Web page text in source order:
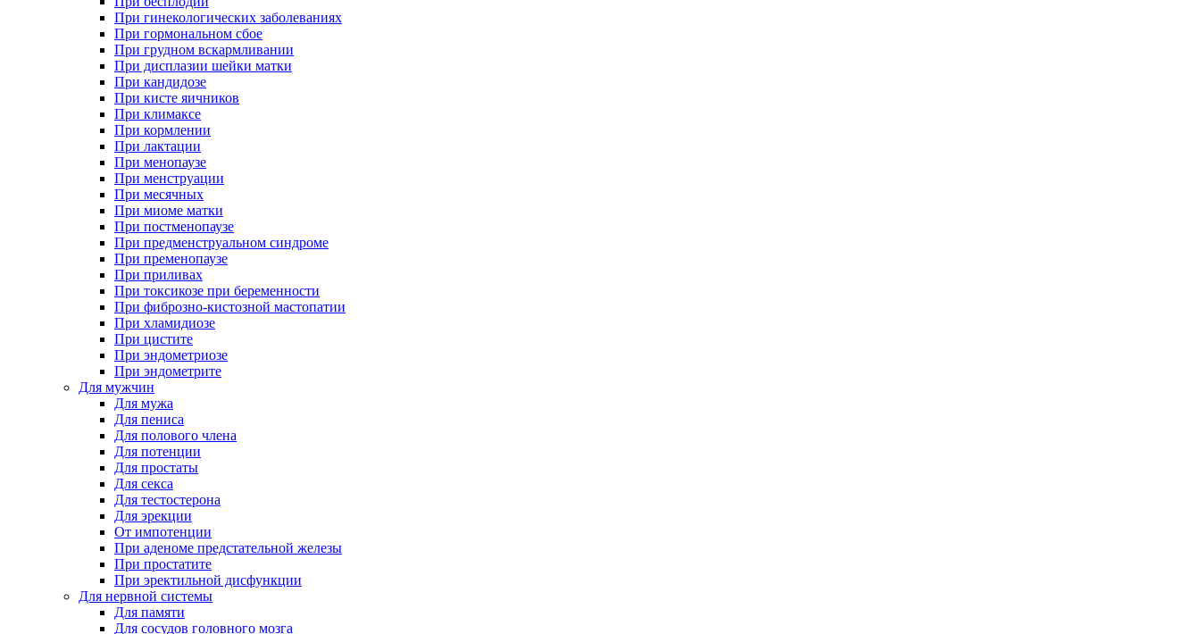
При гинекологических заболеваниях
При гормональном сбое
При грудном вскармливании
При дисплазии шейки матки
При кандидозе
При кисте яичников
При климаксе
При кормлении
При лактации
При менопаузе
При менструации
При месячных
При миоме матки
При постменопаузе
При предменструальном синдроме
При пременопаузе
При приливах
При токсикозе при беременности
При фиброзно-кистозной мастопатии
При хламидиозе
При цистите
При эндометриозе
При эндометрите
Для мужчин
Для мужа
Для пениса
Для полового члена
Для потенции
Для простаты
Для секса
Для тестостерона
Для эрекции
От импотенции
При аденоме предстательной железы
При простатите
При эректильной дисфункции
Для нервной системы
Для памяти
Для сосудов головного мозга